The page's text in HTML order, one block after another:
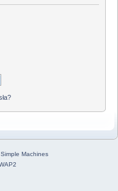
Simple Machines